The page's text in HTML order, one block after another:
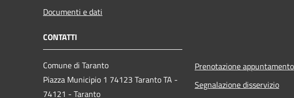
Documenti e dati
CONTATTI
Comune di Taranto
Piazza Municipio 1 74123 Taranto TA -
74121 - Taranto
Prenotazione appuntamento
Segnalazione disservizio